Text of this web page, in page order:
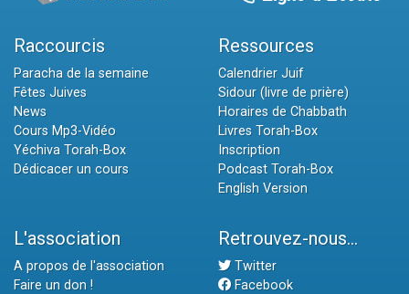
Raccourcis
Paracha de la semaine
Fêtes Juives
News
Cours Mp3-Vidéo
Yéchiva Torah-Box
Dédicacer un cours
Ressources
Calendrier Juif
Sidour (livre de prière)
Horaires de Chabbath
Livres Torah-Box
Inscription
Podcast Torah-Box
English Version
L'association
A propos de l'association
Faire un don !
Retrouvez-nous...
Twitter
Facebook